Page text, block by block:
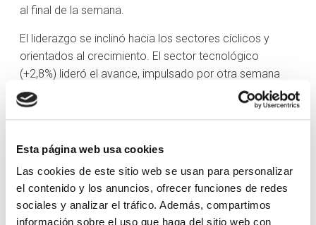
Esta página web usa cookies
Las cookies de este sitio web se usan para personalizar
el contenido y los anuncios, ofrecer funciones de redes
sociales y analizar el tráfico. Además, compartimos
información sobre el uso que haga del sitio web con
al final de la semana.
El liderazgo se inclinó hacia los sectores cíclicos y
orientados al crecimiento. El sector tecnológico
(+2,8%) lideró el avance, impulsado por otra semana
sólida para las empresas de semiconductores, con el
índice PHLX Semiconductor subiendo un 2,9%. El ETF
con el Nasdaq Composite, lo que subraya el liderazgo
incluso con una mayor participación en el mercado. El
sector energético (+2,4%) también tuvo un rendimiento
superior, junto con el aumento de los precios del